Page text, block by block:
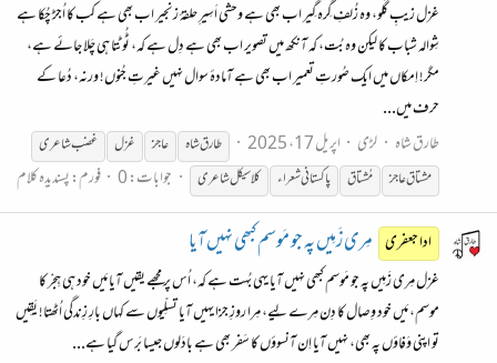
غزل زیبِ گُلو، وہ زُلفِ گِرہ گِیر اب بھی ہے وحشی اَسِیرِ حلقۂ زنجیر اب بھی ہے کب کا اُجڑ چُکا ہے
شِوالہ شباب کا لیکن وہ بُت، کہ آنکھ میں تصویر اب بھی ہے دِل ہے کہ، ٹُوٹتا ہی چَلا جائے ہے،
مگر! اِمکاں میں ایک صُورتِ تعمیر اب بھی ہے آمادۂ سوال نہیں غیرتِ جُنوں! ورنہ، دُعا کے
حرف میں...
طارق شاہ
لڑی اپریل 17، 2025 طارق شاہ عاجز غزل
غضب شاعری
مشتاق عاجز
مُشتاق پاکستانی شعراء کلاسیکل شاعری جوابات: 0 فورم:پسندیدہ کلام
ادا جعفری مِری زَمِیں پہ جو مَوسم کبھی نہیں آیا
غزل مِری زَمِیں پہ جو مَوسم کبھی نہیں آیا یہی بُہت ہے کہ، اُس پر مجھے یقیں آیا مَیں خود ہی ہِجْر کا
موسم، مَیں خود وِصال کا دِن مِرے لِیے، مِرا روزِ جزا یہیں آیا تسلِّیوں سے کہاں بارِ زِندگی اُٹھتا! یَقِیں
تو اپنی وَفاؤں پہ بھی، نہیں آیا اِن آنسوؤں کا سَفر بھی ہے بادَلوں جیسا بَرس گیا ہے...